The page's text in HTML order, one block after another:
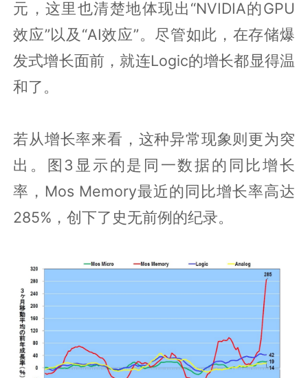
元，这里也清楚地体现出“NVIDIA的GPU
效应”以及“AI效应”。尽管如此，在存储爆
发式增长面前，就连Logic的增长都显得温
和了。
若从增长率来看，这种异常现象则更为突
出。图3显示的是同一数据的同比增长
率，Mos Memory最近的同比增长率高达
285%，创下了史无前例的纪录。